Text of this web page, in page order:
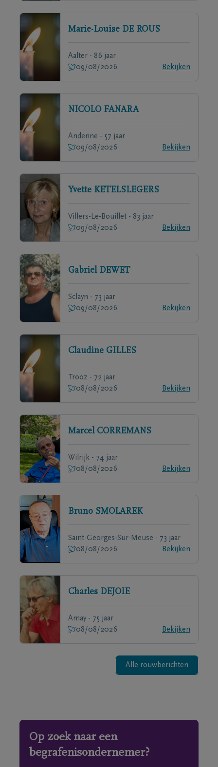
Marie-Louise DE ROUS
Aalter - 86 jaar
09/08/2026
Bekijken
NICOLO FANARA
Andenne - 57 jaar
09/08/2026
Bekijken
Yvette KETELSLEGERS
Villers-Le-Bouillet - 83 jaar
09/08/2026
Bekijken
Gabriel DEWET
Sclayn - 73 jaar
09/08/2026
Bekijken
Claudine GILLES
Trooz - 72 jaar
08/08/2026
Bekijken
Marcel CORREMANS
Wilrijk - 74 jaar
08/08/2026
Bekijken
Bruno SMOLAREK
Saint-Georges-Sur-Meuse - 73 jaar
08/08/2026
Bekijken
Charles DEJOIE
Amay - 75 jaar
08/08/2026
Bekijken
Alle rouwberichten
Op zoek naar een
begrafenisondernemer?